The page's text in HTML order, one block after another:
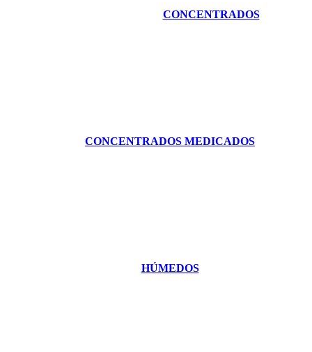
CONCENTRADOS
CONCENTRADOS MEDICADOS
HÚMEDOS